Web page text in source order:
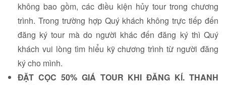
không bao gồm, các điều kiện hủy tour trong chương
trình. Trong trường hợp Quý khách không trực tiếp đến
đăng ký tour mà do người khác đến đăng ký thì Quý
khách vui lòng tìm hiểu kỹ chương trình từ người đăng
ký cho mình.
ĐẶT CỌC 50% GIÁ TOUR KHI ĐĂNG KÍ. THANH